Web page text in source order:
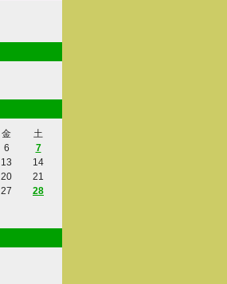
金
土
6
7
13
14
20
21
27
28